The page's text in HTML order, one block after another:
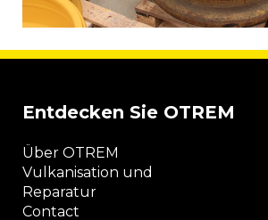
Entdecken Sie OTREM
Über OTREM
Vulkanisation und
Reparatur
Contact